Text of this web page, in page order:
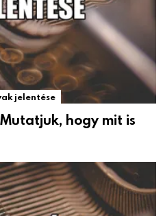
jelentése
hogy mit is